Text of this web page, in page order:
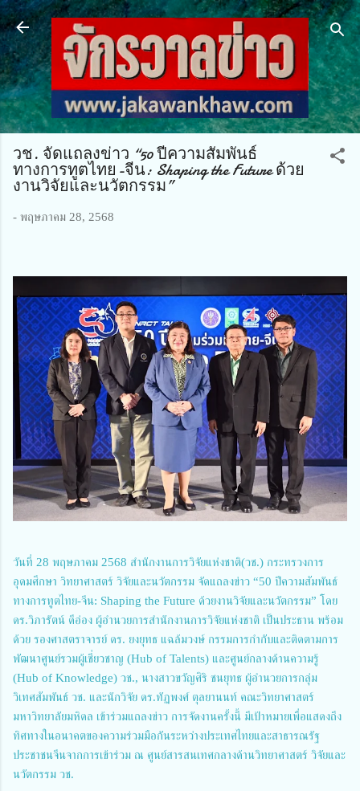
ข้ามไปที่เนื้อหาหลัก
วช. จัดแถลงข่าว “50 ปีความสัมพันธ์
ทางการทูตไทย-จีน: Shaping the Future ด้วย
งานวิจัยและนวัตกรรม”
- พฤษภาคม 28, 2568
วันที่ 28 พฤษภาคม 2568 สำนักงานการวิจัยแห่งชาติ(วช.) กระทรวงการ
อุดมศึกษา วิทยาศาสตร์ วิจัยและนวัตกรรม จัดแถลงข่าว “50 ปีความสัมพันธ์
ทางการทูตไทย-จีน: Shaping the Future ด้วยงานวิจัยและนวัตกรรม” โดย
ดร.วิภารัตน์ ดีอ่อง ผู้อำนวยการสำนักงานการวิจัยแห่งชาติ เป็นประธาน พร้อม
ด้วย รองศาสตราจารย์ ดร. ยงยุทธ แฉล้มวงษ์ กรรมการกํากับและติดตามการ
พัฒนาศูนย์รวมผู้เชี่ยวชาญ (Hub of Talents) และศูนย์กลางด้านความรู้
(Hub of Knowledge) วช., นางสาวขวัญศิริ ชนยุทธ ผู้อำนวยการกลุ่ม
วิเทศสัมพันธ์ วช. และนักวิจัย ดร.ทัฏพงศ์ ตุลยานนท์ คณะวิทยาศาสตร์
มหาวิทยาลัยมหิดล เข้าร่วมแถลงข่าว การจัดงานครั้งนี้ มีเป้าหมายเพื่อแสดงถึง
ทิศทางในอนาคตของความร่วมมือกันระหว่างประเทศไทยและสาธารณรัฐ
ประชาชนจีนจากการเข้าร่วม ณ ศูนย์สารสนเทศกลางด้านวิทยาศาสตร์ วิจัยและ
นวัตกรรม วช.